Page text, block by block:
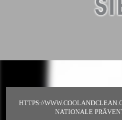
HTTPS://
NATIONALE